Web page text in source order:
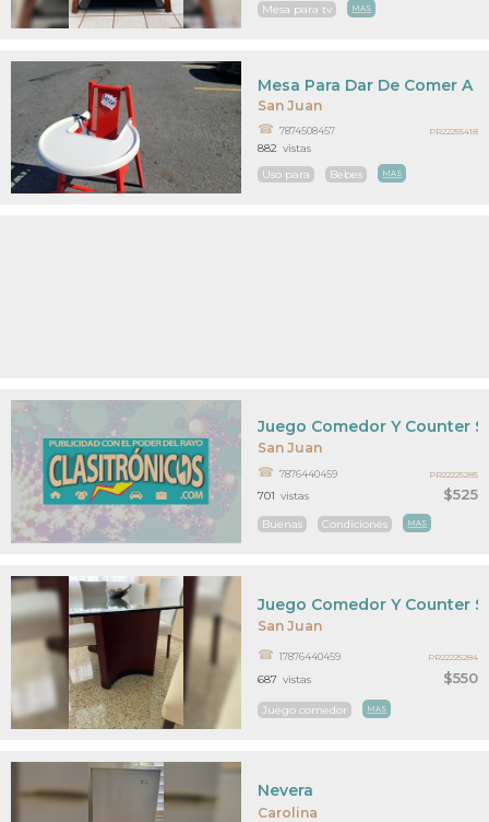
Mesa para tv MAS
San Juan
Mesa Para Dar De Comer A
7874508457
Uso para Bebes MAS
882 vistas
PR22255418
San Juan
$525
Juego Comedor Y Counter
7876440459
Buenas Condiciones MAS
701 vistas
PR22225285
San Juan
$550
Juego Comedor Y Counter
17876440459
Juego comedor MAS
687 vistas
PR22225284
Carolina
Nevera